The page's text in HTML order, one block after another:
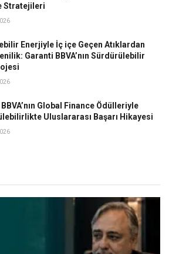
Stratejileri
Enerjiyle İç içe Geçen Atıklardan
Garanti BBVA’nın Sürdürülebilir
Global Finance Ödülleriyle
Uluslararası Başarı Hikayesi